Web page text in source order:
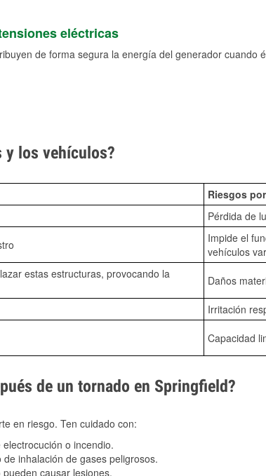
eléctricas
de forma segura la energía del generador cuando
y los vehículos?
Riesgos
Pérdida de
Impide el
vehículos
estas estructuras, provocando la
Daños
Irritación
Capacidad
de un tornado en Springfield?
en riesgo. Ten cuidado con:
o incendio.
inhalación de gases peligrosos.
causar lesiones.